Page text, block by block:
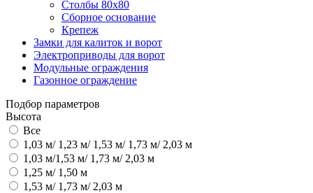
Столбы 80х80
Сборное основание
Крепеж
Замки для калиток и ворот
Электроприводы для ворот
Модульные ограждения
Газонное ограждение
Подбор параметров
Высота
Все
1,03 м/ 1,23 м/ 1,53 м/ 1,73 м/ 2,03 м
1,03 м/1,53 м/ 1,73 м/ 2,03 м
1,25 м/ 1,50 м
1,53 м/ 1,73 м/ 2,03 м